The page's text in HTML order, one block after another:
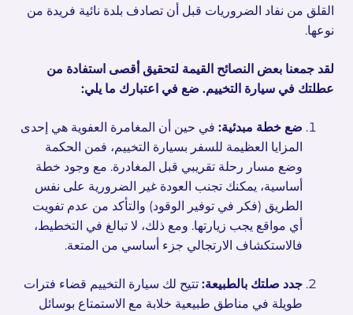
القلق من نفاد الضروريات قبل أن تصادف بلدة نائية فريدة من
نوعها.
لقد جمعنا بعض النصائح القيمة لتحقيق أقصى استفادة من
عطلتك في سيارة التخييم. ضع في اعتبارك ما يلي:
ضع خطة مبدئية:في حين أن المغامرة العفوية هي إحدى
المزايا العظيمة للسفر بسيارة التخييم، فمن الحكمة
وضع مسار رحلة تقريبي قبل المغادرة. مع وجود خطة
أساسية، يمكنك تجنب العودة غير الضرورية على نفس
الطريق (فكر في توفير الوقود) والتأكد من عدم تفويت
أي مواقع يجب زيارتها. ومع ذلك، لا تبالغ في التخطيط،
فالاستكشاف الارتجالي جزء أساسي من المتعة.
جدد صلتك بالطبيعة:تتيح لك سيارة التخييم قضاء فترات
طويلة في مناطق طبيعية خلابة مع الاستمتاع بوسائل